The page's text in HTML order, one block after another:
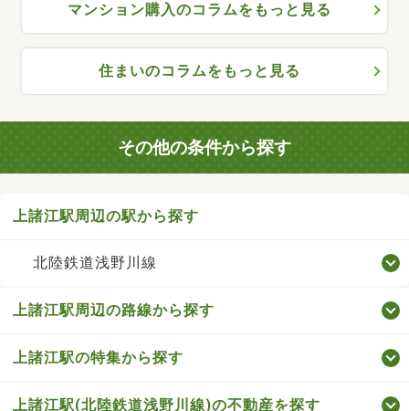
マンション購入のコラムをもっと見る
住まいのコラムをもっと見る
その他の条件から探す
上諸江駅周辺の駅から探す
北陸鉄道浅野川線
上諸江駅周辺の路線から探す
上諸江駅の特集から探す
上諸江駅(北陸鉄道浅野川線)の不動産を探す